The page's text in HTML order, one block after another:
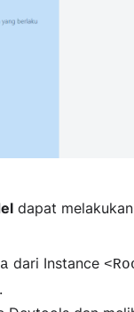
dapat melakukan
dari Instance